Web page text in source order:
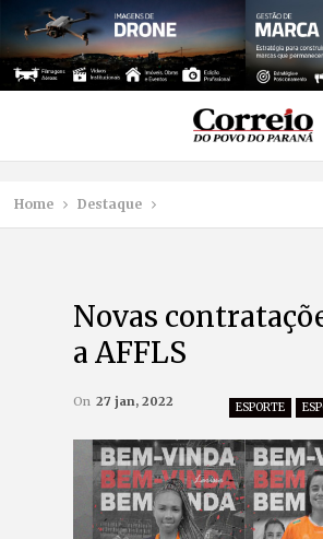
Home Destaque
Novas
a AFFLS
ESPORTE
On 27 jan, 2022